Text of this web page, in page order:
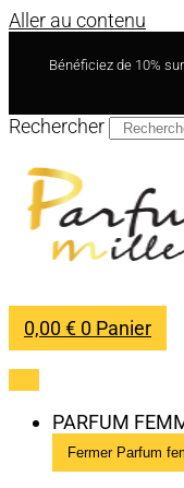
Aller au contenu
Bénéficiez de 10%
Rechercher
0,00€ 0 Panier
PARFUM
Fermer Parfum